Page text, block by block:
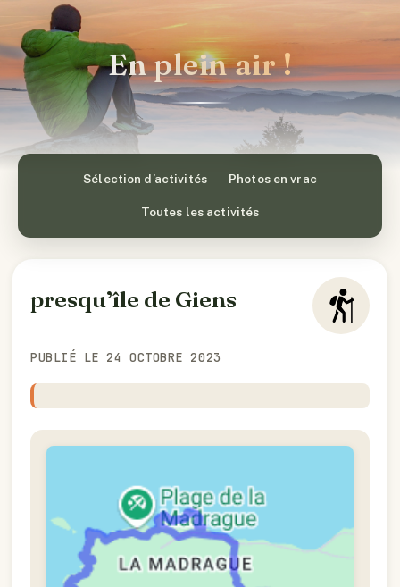
En plein air !
Sélection d’activités Photos en vrac
Toutes les activités
presqu’île de Giens
PUBLIÉ LE 24 OCTOBRE 2023